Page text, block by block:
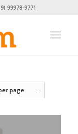
99978-9771
page